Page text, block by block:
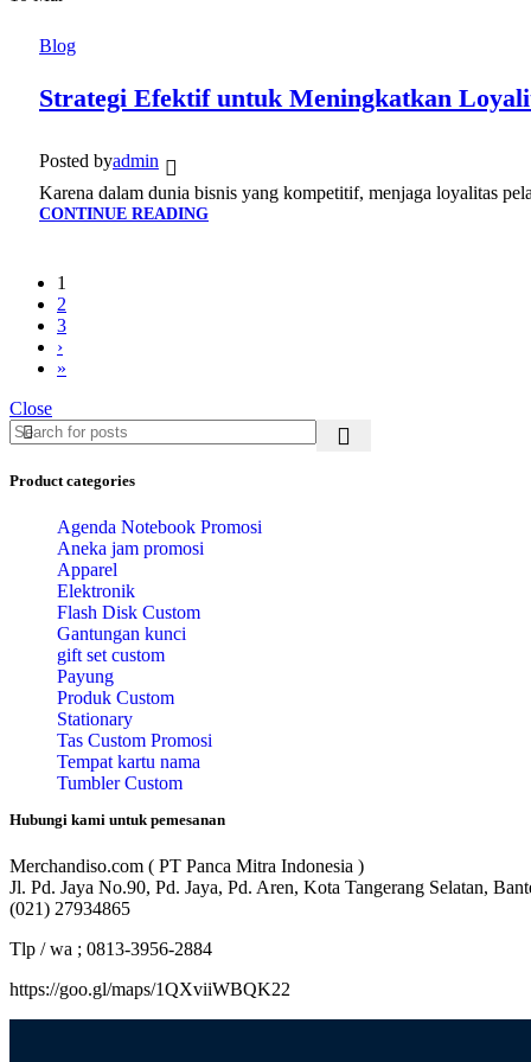
Blog
Strategi Efektif untuk Meningkatkan
Posted byadmin
Karena dalam dunia bisnis yang kompetitif, menjaga loyalitas
CONTINUE READING
1
2
3
›
»
Close
Product categories
Agenda Notebook Promosi
Aneka jam promosi
Apparel
Elektronik
Flash Disk Custom
Gantungan kunci
gift set custom
Payung
Produk Custom
Stationary
Tas Custom Promosi
Tempat kartu nama
Tumbler Custom
Hubungi kami untuk pemesanan
Merchandiso.com ( PT Panca Mitra Indonesia )
Jl. Pd. Jaya No.90, Pd. Jaya, Pd. Aren, Kota Tangerang Selatan,
(021) 27934865
Tlp / wa ; 0813-3956-2884
https://goo.gl/maps/1QXviiWBQK22